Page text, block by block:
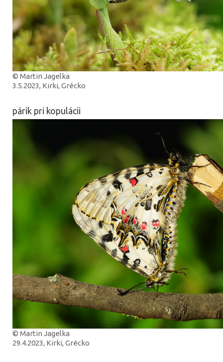
© Martin Jagelka
3.5.2023, Kirki, Grécko
párik pri kopulácii
© Martin Jagelka
29.4.2023, Kirki, Grécko